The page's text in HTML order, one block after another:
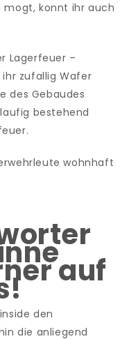
konnt ihr auch
Lagerfeuer –
zufallig Wafer
des Gebaudes
bestehend
wohnhaft
auf
den
die anliegend